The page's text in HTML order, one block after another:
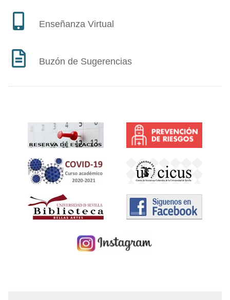
Enseñanza Virtual
Buzón de Sugerencias